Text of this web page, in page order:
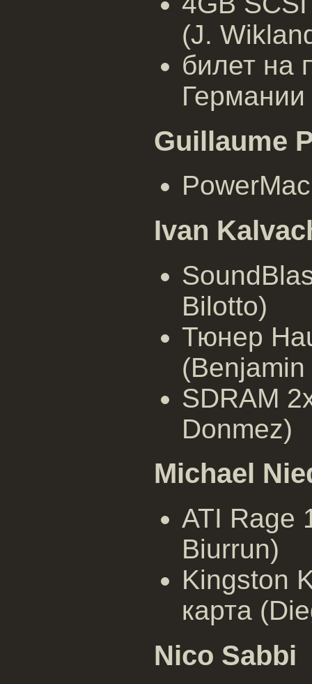
(J.
билет на
Guillaume
Ivan
Bilotto)
Тюнер
SDRAM
Donmez)
Michael
ATI Rage
Biurrun)
Kingston
карта
Nico Sabbi